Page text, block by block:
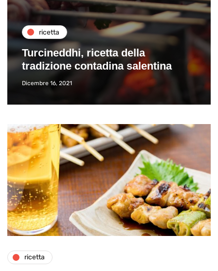
ricetta
Turcineddhi, ricetta della
tradizione contadina salentina
Dicembre 16, 2021
ricetta